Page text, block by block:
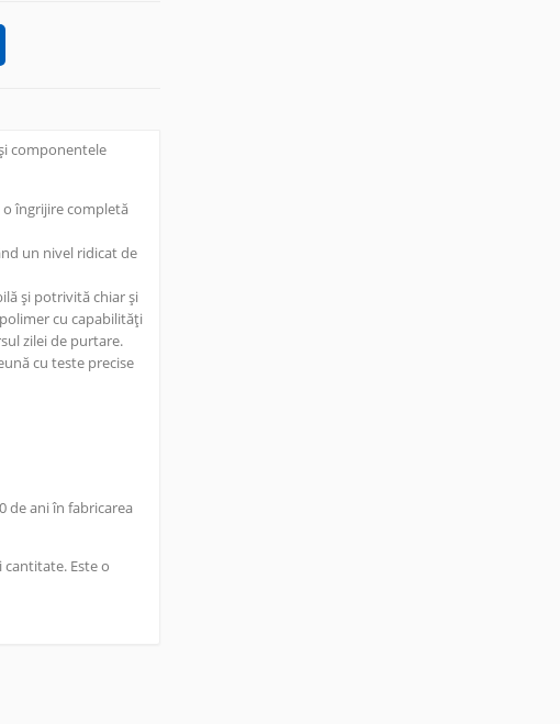
componentele
îngrijire completă
un nivel ridicat de
și potrivită chiar și
cu capabilități
zilei de purtare.
cu teste precise
de ani în fabricarea
Este o